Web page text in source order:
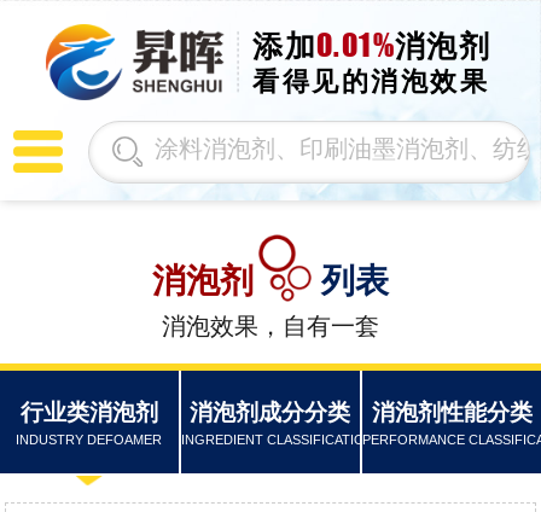
添加0.01%消泡剂
看得见的消泡效果
消泡剂 列表
消泡效果，自有一套
行业类消泡剂
INDUSTRY DEFOAMER
消泡剂成分分类
INGREDIENT CLASSIFICATION
消泡剂性能分类
PERFORMANCE